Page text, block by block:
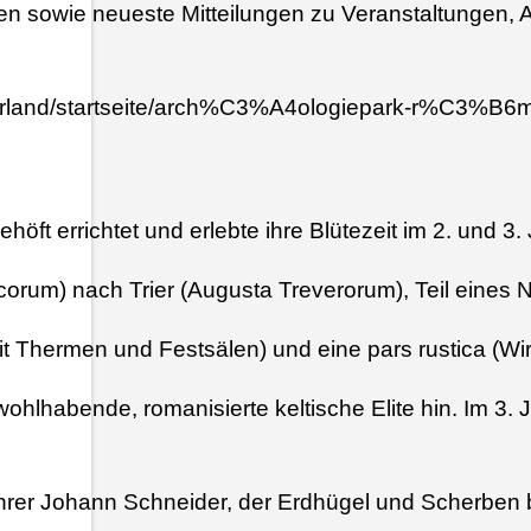
sowie neueste Mitteilungen zu
startseite/arch%C3%A4ologiepark-
errichtet und erlebte ihre Blütezeit im 2. und
nach Trier (Augusta Treverorum), Teil
und Festsälen) und eine pars rustica
romanisierte keltische Elite hin. Im
Johann Schneider, der Erdhügel und